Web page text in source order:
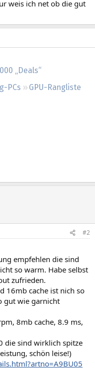
„Deals“
PCs
GPU-Rangliste
weis ich net ob die gut
#2
empfehlen die sind
so warm. Habe selbst
zufrieden.
16mb cache ist nich so
gut wie garnicht
8mb cache, 8.9 ms,
die sind wirklich spitze
schön leise!)